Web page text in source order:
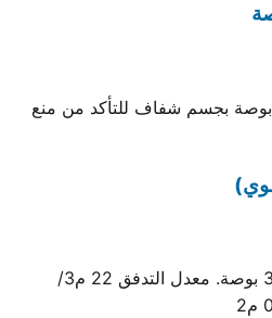
محبس عدم رجوع بقطر 2 بوصة بجسم شفاف للتأكد من منع
فلتر رملي علوي ملفوف 30 بوصة. معدل التدفق 22 م3/